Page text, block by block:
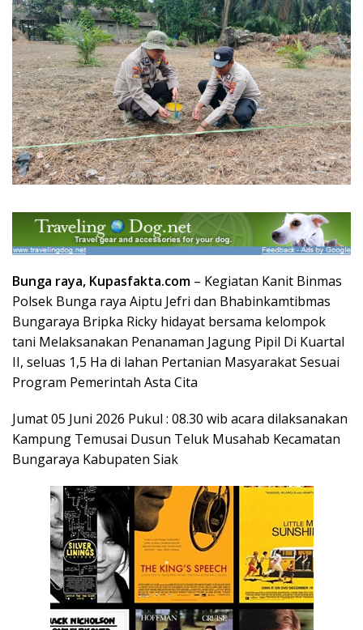
Bunga raya, Kupasfakta.com – Kegiatan Kanit Binmas
Polsek Bunga raya Aiptu Jefri dan Bhabinkamtibmas
Bungaraya Bripka Ricky hidayat bersama kelompok
tani Melaksanakan Penanaman Jagung Pipil Di Kuartal
II, seluas 1,5 Ha di lahan Pertanian Masyarakat Sesuai
Program Pemerintah Asta Cita
‎Jumat 05 Juni 2026 Pukul : 08.30 wib acara dilaksanakan
Kampung Temusai Dusun Teluk Musahab Kecamatan
Bungaraya Kabupaten Siak